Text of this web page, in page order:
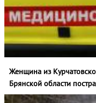
Женщина из
Брянской области